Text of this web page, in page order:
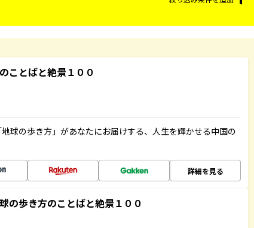
ことばと絶景１００
球の歩き方」があなたにお届けする、人生を輝かせる中国の
詳細を見る
の歩き方のことばと絶景１００